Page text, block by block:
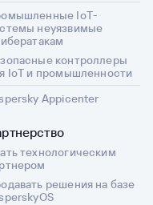
IoT-
неуязвимые
контроллеры
IoT и промышленности
Appicenter
технологическим
решения на базе